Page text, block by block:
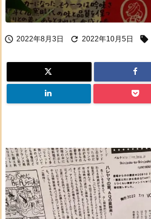
 2022年8月3日  2022年10月5日 